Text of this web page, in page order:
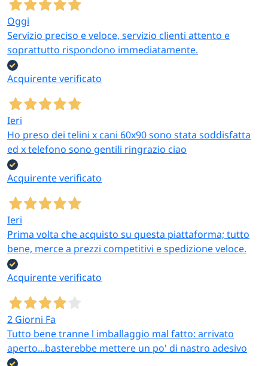
Oggi
Servizio preciso e veloce, servizio clienti attento e
soprattutto rispondono immediatamente.
Acquirente verificato
Ieri
Ho preso dei telini x cani 60x90 sono stata soddisfatta
ed x telefono sono gentili ringrazio ciao
Acquirente verificato
Ieri
Prima volta che acquisto su questa piattaforma; tutto
bene, merce a prezzi competitivi e spedizione veloce.
Acquirente verificato
2 Giorni Fa
Tutto bene tranne l imballaggio mal fatto: arrivato
aperto...basterebbe mettere un po' di nastro adesivo